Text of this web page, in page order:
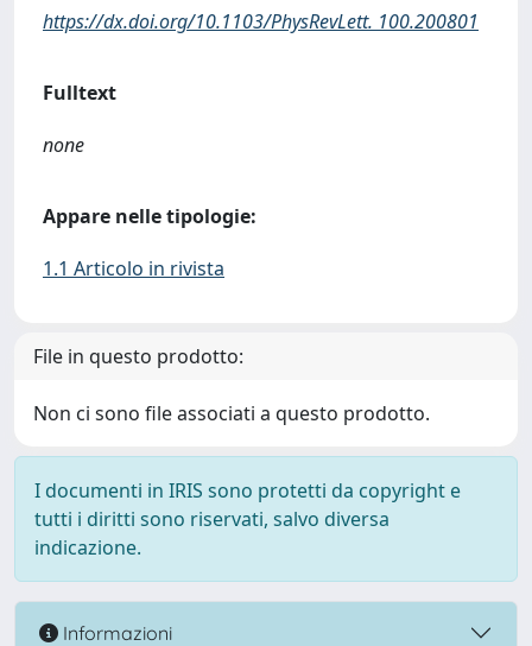
https://dx.doi.org/10.1103/PhysRevLett. 100.200801
Fulltext
none
Appare nelle tipologie:
1.1 Articolo in rivista
File in questo prodotto:
Non ci sono file associati a questo prodotto.
I documenti in IRIS sono protetti da copyright e
tutti i diritti sono riservati, salvo diversa
indicazione.
Informazioni